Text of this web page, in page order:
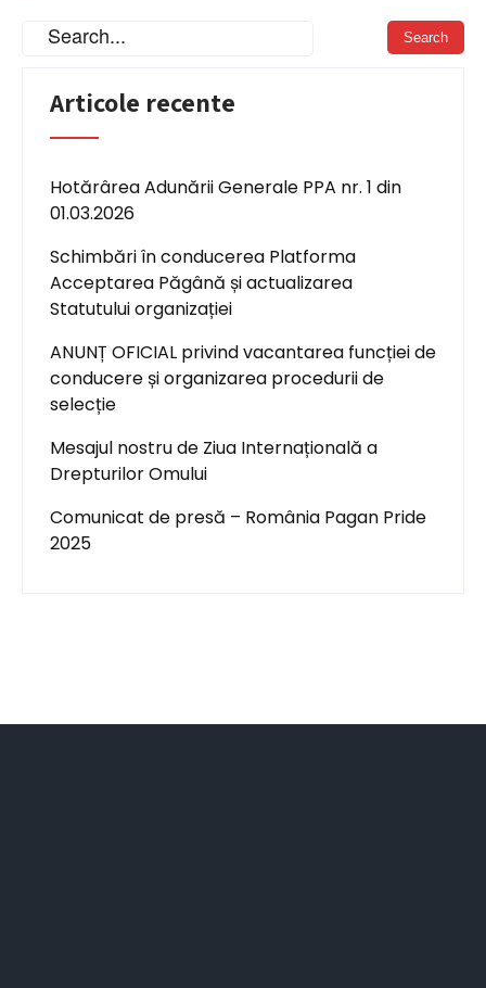
Articole recente
Hotărârea Adunării Generale PPA nr. 1 din
01.03.2026
Schimbări în conducerea Platforma
Acceptarea Păgână și actualizarea
Statutului organizației
ANUNȚ OFICIAL privind vacantarea funcției de
conducere și organizarea procedurii de
selecție
Mesajul nostru de Ziua Internațională a
Drepturilor Omului
Comunicat de presă – România Pagan Pride
2025